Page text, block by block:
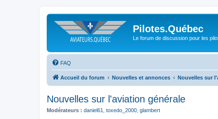
Pilotes.Québec
Le forum de discussion pour les
FAQ
Accueil du forum Nouvelles et annonces Nouvelles sur
Nouvelles sur l'aviation générale
Modérateurs : daniel61 toxedo_2000 glambert